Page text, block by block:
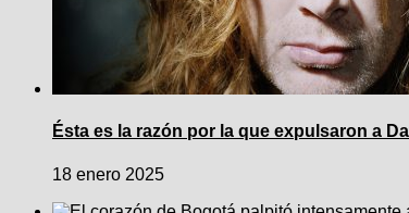
Ésta es la razón por la que expulsaron a
18 enero 2025